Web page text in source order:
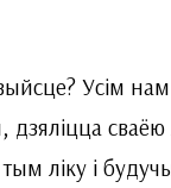
Усім
дзяліцца
ліку і